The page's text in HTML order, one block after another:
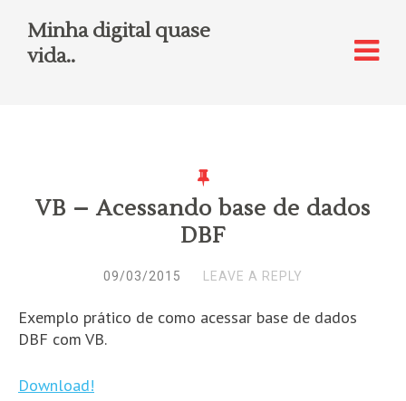
Minha digital quase
vida..
VB – Acessando base de dados
DBF
09/03/2015 LEAVE A REPLY
Exemplo prático de como acessar base de dados
DBF com VB.
Download!